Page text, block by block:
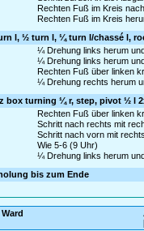
Rechten Fuß im Kreis
Rechten Fuß im Kreis
l, ½ turn l, ¼ turn l/chassé l,
¼ Drehung links herum
¼ Drehung links herum
Rechten Fuß über linken
¼ Drehung rechts herum
box turning ¼ r, step, pivot ½ l
Rechten Fuß über linken
Schritt nach rechts mit
Schritt nach vorn mit
Wie 5-6 (9 Uhr)
¼ Drehung links herum
bis zum Ende